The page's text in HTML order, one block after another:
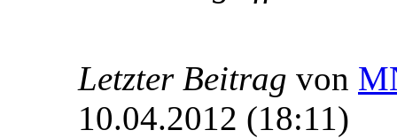
Letzter Beitrag von
10.04.2012 (18:11)